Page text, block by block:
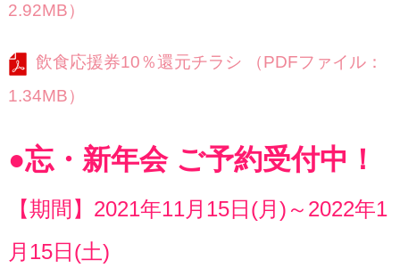
2.92MB）
飲食応援券10％還元チラシ （PDFファイル：
1.34MB）
●忘・新年会 ご予約受付中！
【期間】2021年11月15日(月)～2022年1
月15日(土)